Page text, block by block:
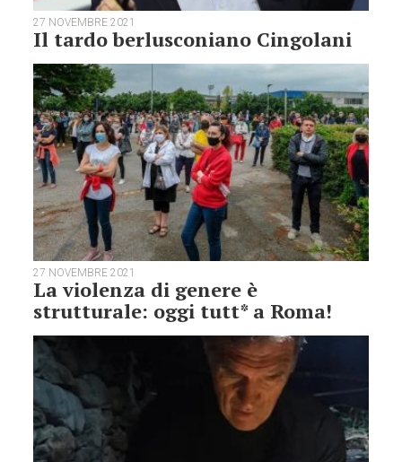
27 NOVEMBRE 2021
Il tardo berlusconiano Cingolani
27 NOVEMBRE 2021
La violenza di genere è
strutturale: oggi tutt* a Roma!